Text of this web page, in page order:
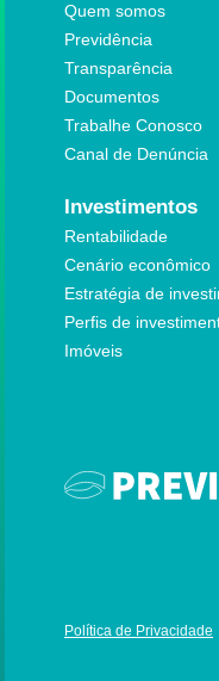
Quem somos
Previdência
Transparência
Documentos
Trabalhe Conosco
Canal de Denúncia
Investimentos
Rentabilidade
Cenário econômico
Estratégia de
Perfis de
Imóveis
Política de Privacidade